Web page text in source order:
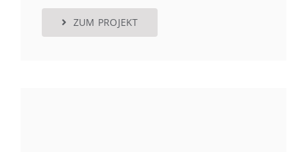
ZUM PROJEKT